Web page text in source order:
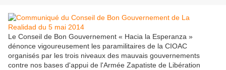
Le Conseil de Bon Gouvernement « Hacia la Esperanza »
dénonce vigoureusement les paramilitaires de la CIOAC
organisés par les trois niveaux des mauvais gouvernements
contre nos bases d'appui de l'Armée Zapatiste de Libération